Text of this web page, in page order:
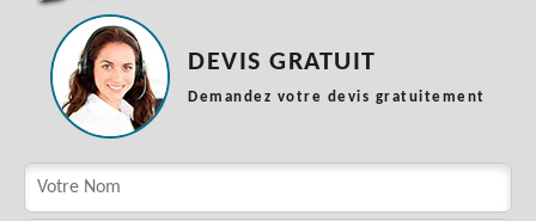
DEVIS GRATUIT
Demandez votre devis gratuitement